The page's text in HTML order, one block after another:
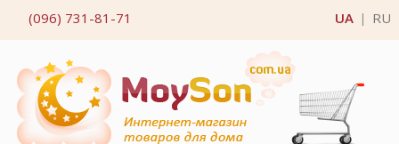
(096) 731-81-71 UA RU